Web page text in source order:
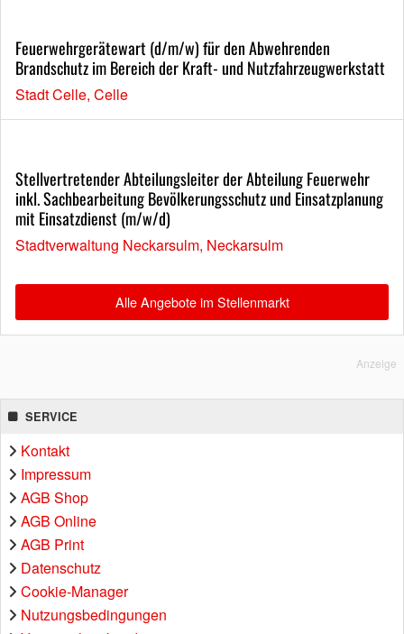
Feuerwehrgerätewart (d/m/w) für den Abwehrenden
Brandschutz im Bereich der Kraft- und Nutzfahrzeugwerkstatt
Stadt Celle, Celle
Stellvertretender Abteilungsleiter der Abteilung Feuerwehr
inkl. Sachbearbeitung Bevölkerungsschutz und Einsatzplanung
mit Einsatzdienst (m/w/d)
Stadtverwaltung Neckarsulm, Neckarsulm
Alle Angebote im Stellenmarkt
Anzeige
SERVICE
Kontakt
Impressum
AGB Shop
AGB Online
AGB Print
Datenschutz
Cookie-Manager
Nutzungsbedingungen